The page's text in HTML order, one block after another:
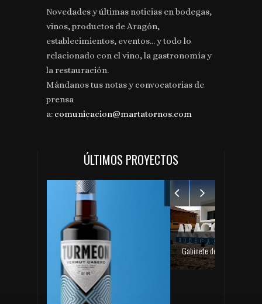
Novedades y últimas noticias en bodegas,
vinos, productos de Aragón,
establecimientos, eventos... y todo lo
relacionado con el vino, la gastronomía y
la restauración.
Mándanos tus notas y convocatorias de
prensa
a: comunicacion@martatornos.com
ÚLTIMOS PROYECTOS